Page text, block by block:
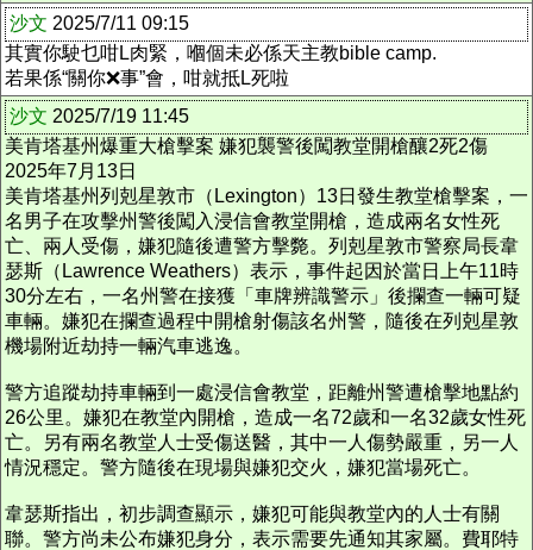
沙文 2025/7/11 09:15
其實你駛乜咁L肉緊，嗰個未必係天主教bible camp.
若果係“關你❌事”會，咁就抵L死啦
沙文 2025/7/19 11:45
美肯塔基州爆重大槍擊案 嫌犯襲警後闖教堂開槍釀2死2傷
2025年7月13日
美肯塔基州列剋星敦市（Lexington）13日發生教堂槍擊案，一
名男子在攻擊州警後闖入浸信會教堂開槍，造成兩名女性死
亡、兩人受傷，嫌犯隨後遭警方擊斃。列剋星敦市警察局長韋
瑟斯（Lawrence Weathers）表示，事件起因於當日上午11時
30分左右，一名州警在接獲「車牌辨識警示」後攔查一輛可疑
車輛。嫌犯在攔查過程中開槍射傷該名州警，隨後在列剋星敦
機場附近劫持一輛汽車逃逸。
警方追蹤劫持車輛到一處浸信會教堂，距離州警遭槍擊地點約
26公里。嫌犯在教堂內開槍，造成一名72歲和一名32歲女性死
亡。另有兩名教堂人士受傷送醫，其中一人傷勢嚴重，另一人
情況穩定。警方隨後在現場與嫌犯交火，嫌犯當場死亡。
韋瑟斯指出，初步調查顯示，嫌犯可能與教堂內的人士有關
聯。警方尚未公布嫌犯身分，表示需要先通知其家屬。費耶特